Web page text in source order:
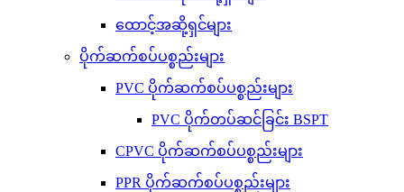
ထောင့်အဆို့ရှင်များ
ပိုက်ဆက်စပ်ပစ္စည်းများ
PVC ပိုက်ဆက်စပ်ပစ္စည်းများ
PVC ပိုက်တပ်ဆင်ခြင်း BSPT
CPVC ပိုက်ဆက်စပ်ပစ္စည်းများ
PPR ပိုက်ဆက်စပ်ပစ္စည်းများ